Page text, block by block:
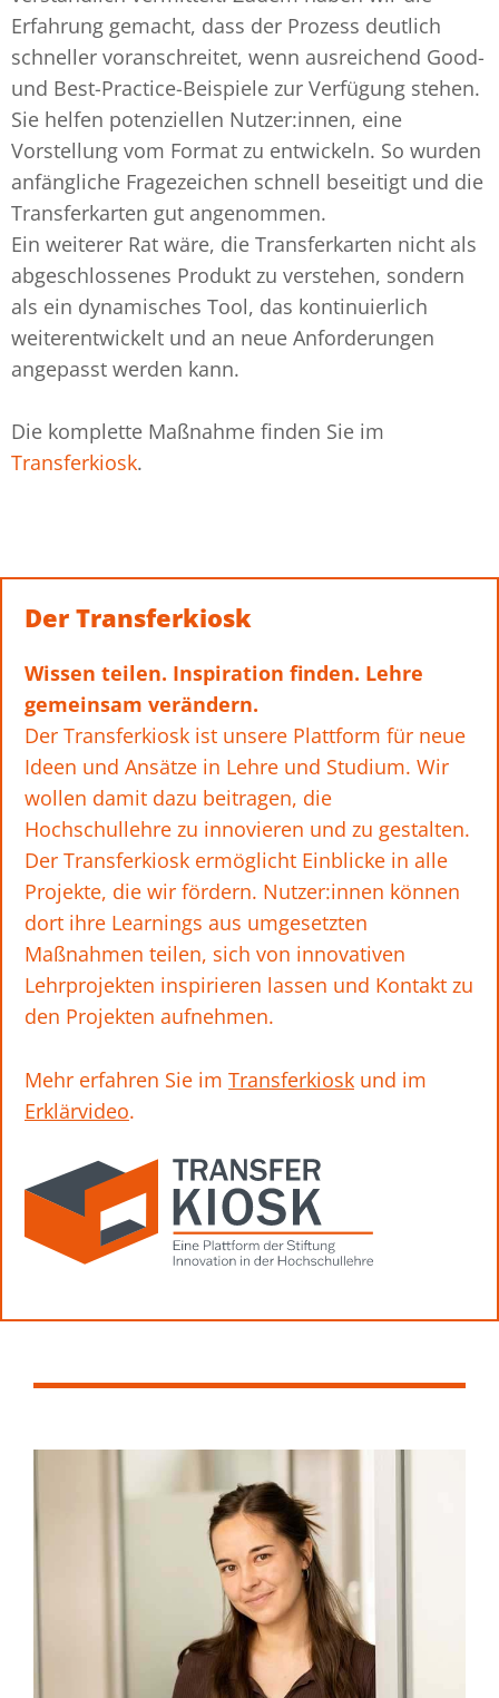
Erfahrung gemacht, dass der Prozess deutlich
schneller voranschreitet, wenn ausreichend Good-
und Best-Practice-Beispiele zur Verfügung stehen.
Sie helfen potenziellen Nutzer:innen, eine
Vorstellung vom Format zu entwickeln. So wurden
anfängliche Fragezeichen schnell beseitigt und die
Transferkarten gut angenommen.
Ein weiterer Rat wäre, die Transferkarten nicht als
abgeschlossenes Produkt zu verstehen, sondern
als ein dynamisches Tool, das kontinuierlich
weiterentwickelt und an neue Anforderungen
angepasst werden kann.
Die komplette Maßnahme finden Sie im
Transferkiosk.
Der Transferkiosk
Wissen teilen. Inspiration finden. Lehre
gemeinsam verändern.
Der Transferkiosk ist unsere Plattform für neue
Ideen und Ansätze in Lehre und Studium. Wir
wollen damit dazu beitragen, die
Hochschullehre zu innovieren und zu gestalten.
Der Transferkiosk ermöglicht Einblicke in alle
Projekte, die wir fördern. Nutzer:innen können
dort ihre Learnings aus umgesetzten
Maßnahmen teilen, sich von innovativen
Lehrprojekten inspirieren lassen und Kontakt zu
den Projekten aufnehmen.
Mehr erfahren Sie im Transferkiosk und im
Erklärvideo.